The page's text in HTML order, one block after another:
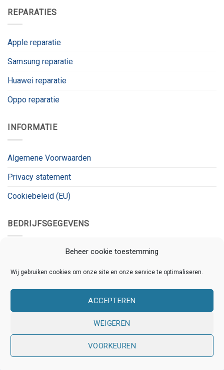
Beheer cookie toestemming
Wij gebruiken cookies om onze site en onze service te optimaliseren.
ACCEPTEREN
WEIGEREN
VOORKEUREN
REPARATIES
Apple reparatie
Samsung reparatie
Huawei reparatie
Oppo reparatie
INFORMATIE
Algemene Voorwaarden
Privacy statement
Cookiebeleid (EU)
BEDRIJFSGEGEVENS
3531 CL, Utrecht
BTW:BTW_ID
Copyright 2026 © Kanaalnet | Ontwikkeld door
Assistants